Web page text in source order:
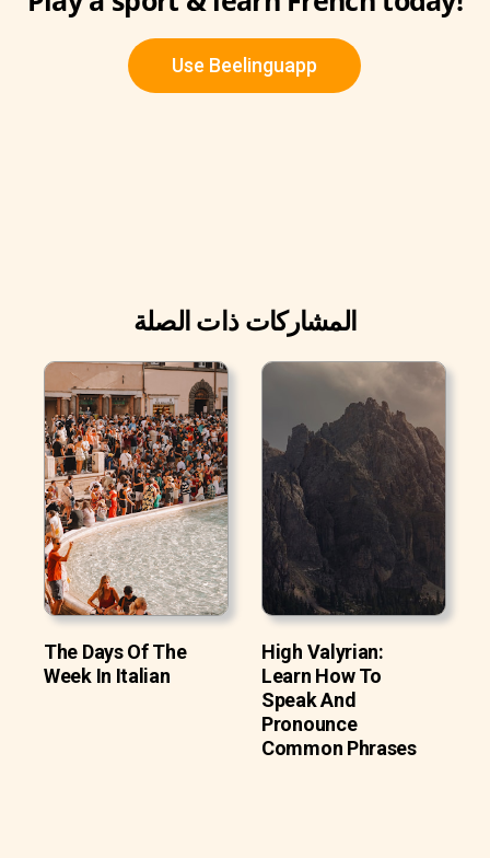
Use Beelinguapp
المشاركات ذات الصلة
The Days Of The
Week In Italian
High Valyrian:
Learn How To
Speak And
Pronounce
Common Phrases